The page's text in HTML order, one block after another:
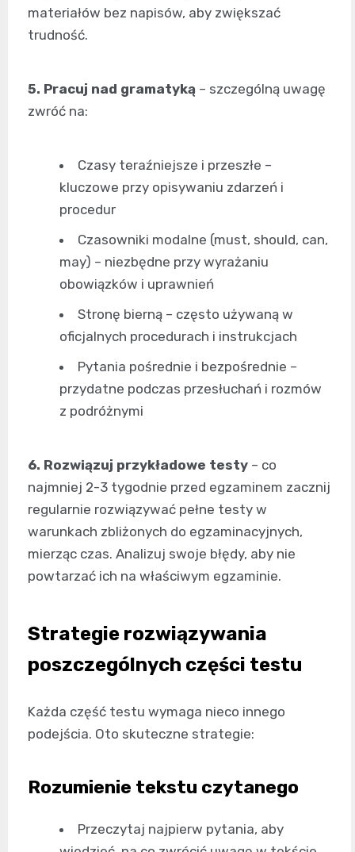
materiałów bez napisów, aby zwiększać
trudność.
5. Pracuj nad gramatyką – szczególną uwagę
zwróć na:
Czasy teraźniejsze i przeszłe –
kluczowe przy opisywaniu zdarzeń i
procedur
Czasowniki modalne (must, should, can,
may) – niezbędne przy wyrażaniu
obowiązków i uprawnień
Stronę bierną – często używaną w
oficjalnych procedurach i instrukcjach
Pytania pośrednie i bezpośrednie –
przydatne podczas przesłuchań i rozmów
z podróżnymi
6. Rozwiązuj przykładowe testy – co
najmniej 2-3 tygodnie przed egzaminem zacznij
regularnie rozwiązywać pełne testy w
warunkach zbliżonych do egzaminacyjnych,
mierząc czas. Analizuj swoje błędy, aby nie
powtarzać ich na właściwym egzaminie.
Strategie rozwiązywania
poszczególnych części testu
Każda część testu wymaga nieco innego
podejścia. Oto skuteczne strategie:
Rozumienie tekstu czytanego
Przeczytaj najpierw pytania, aby